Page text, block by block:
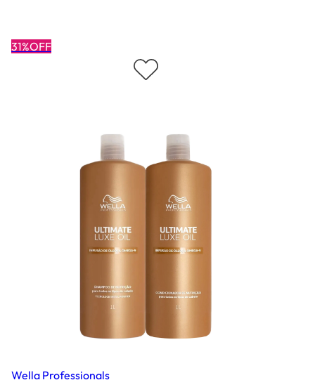
31%OFF
Wella Professionals